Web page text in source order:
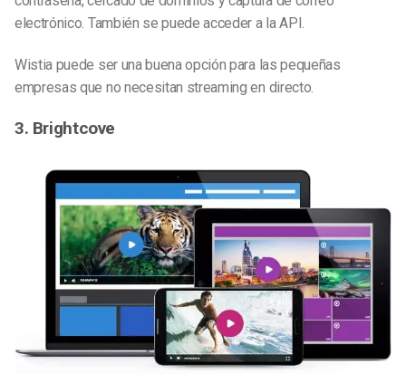
electrónico. También se puede acceder a la API.
Wistia puede ser una buena opción para las pequeñas
empresas que no necesitan streaming en directo.
3. Brightcove